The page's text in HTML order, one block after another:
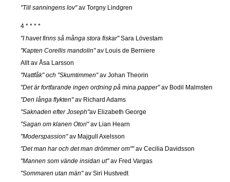
"Till sanningens lov"av Torgny Lindgren
4 * * * *
"I havet finns så många stora fiskar"Sara Lövestam
"Kapten Corellis mandolin"av Louis de Berniere
Allt av Åsa Larsson
"Nattfåk" och "Skumtimmen"av Johan Theorin
"Det är fortfarande ingen ordning på mina papper"av Bodil Malmsten
"Den långa flykten"av Richard Adams
"Saknaden efter Joseph"av Elizabeth George
"Sagan om klanen Otori"av Lian Hearn
"Moderspassion"av Majgull Axelsson
"Det man har och det man drömmer om""av Cecilia Davidsson
"Mannen som vände insidan ut"av Fred Vargas
"Sommaren utan män"av Siri Hustvedt